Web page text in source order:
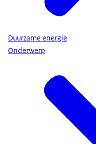
Duurzame energie
Onderwerp